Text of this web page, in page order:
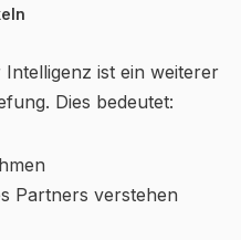
ist ein weiterer
Dies bedeutet:
Partners verstehen